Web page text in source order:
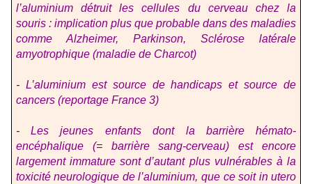
l’aluminium détruit les cellules du cerveau chez la
souris : implication plus que probable dans des maladies
comme Alzheimer, Parkinson, Sclérose latérale
amyotrophique (maladie de Charcot)
- L’aluminium est source de handicaps et source de
cancers (reportage France 3)
-Les jeunes enfants dont la barrière hémato-
encéphalique (= barrière sang-cerveau) est encore
largement immature sont d’autant plus vulnérables à la
toxicité neurologique de l’aluminium, que ce soit in utero